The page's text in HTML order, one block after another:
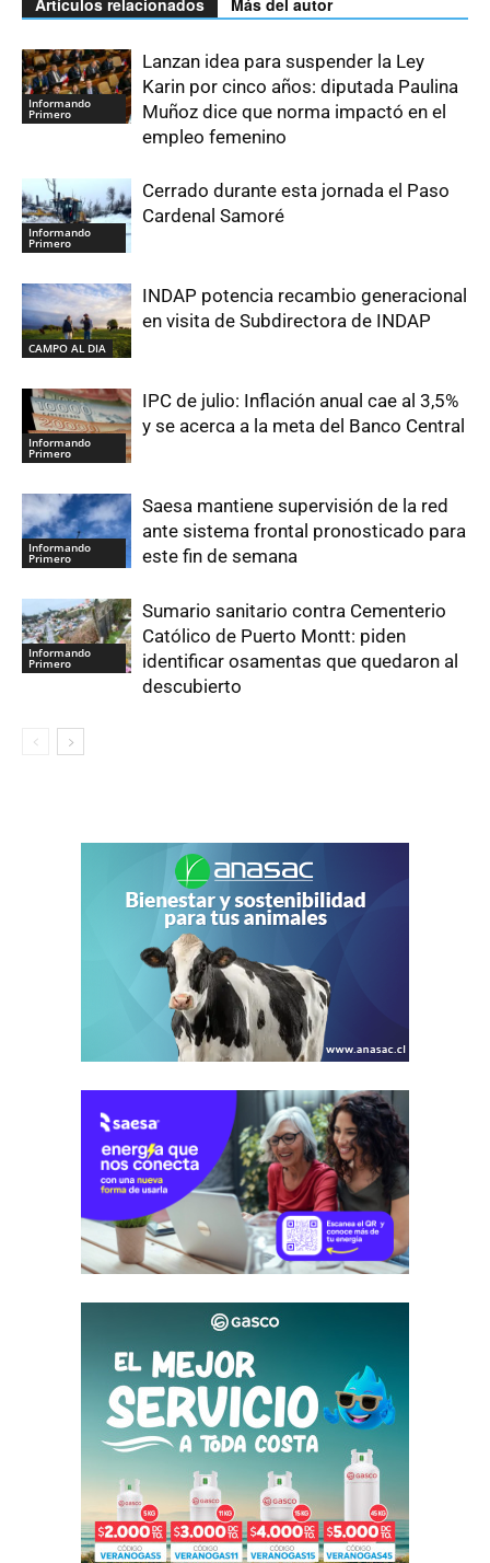
Informando
Primero
Lanzan idea para suspender la Ley
Karin por cinco años: diputada Paulina
Muñoz dice que norma impactó en el
empleo femenino
Informando
Primero
Cerrado durante esta jornada el Paso
Cardenal Samoré
CAMPO AL DIA
INDAP potencia recambio generacional
en visita de Subdirectora de INDAP
Informando
Primero
IPC de julio: Inflación anual cae al 3,5%
y se acerca a la meta del Banco Central
Informando
Primero
Saesa mantiene supervisión de la red
ante sistema frontal pronosticado para
este fin de semana
Informando
Primero
Sumario sanitario contra Cementerio
Católico de Puerto Montt: piden
identificar osamentas que quedaron al
descubierto